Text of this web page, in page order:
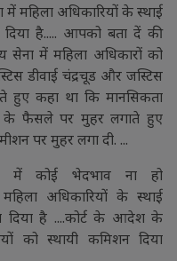
में महिला अधिकारियों के स्थाई
है..... आपको बता दें की
सेना में महिला अधिकारों को
डीवाई चंद्रचूड और जस्टिस
हुए कहा था कि मानसिकता
के फैसले पर मुहर लगाते हुए
पर मुहर लगा दी. ...
में कोई भेदभाव ना हो
अधिकारियों के स्थाई
है ....कोर्ट के आदेश के
को स्थायी कमिशन दिया